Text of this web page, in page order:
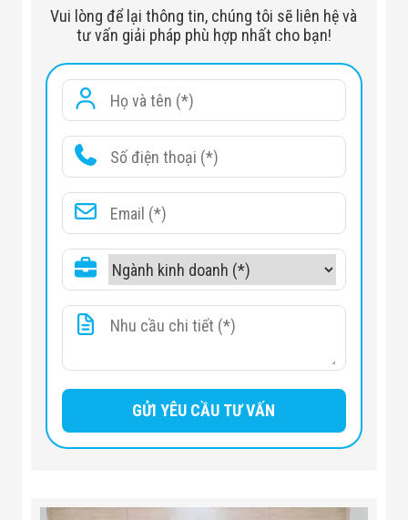
Vui lòng để lại thông tin, chúng tôi sẽ liên hệ và
tư vấn giải pháp phù hợp nhất cho bạn!